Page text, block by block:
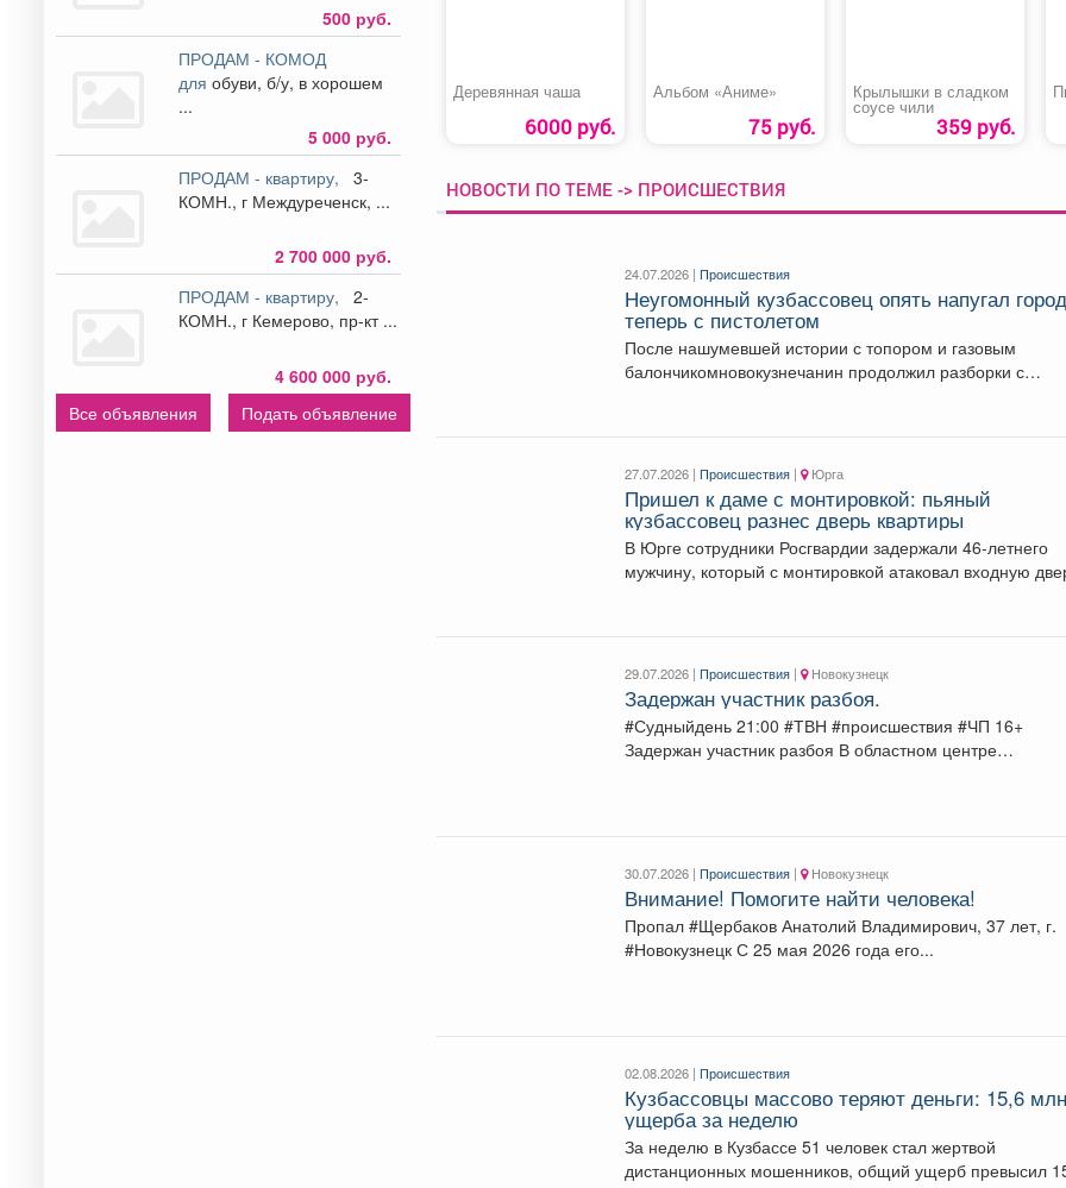
500 руб.
ПРОДАМ - КОМОД
дляобуви, б/у, в хорошем
...
5 000 руб.
ПРОДАМ - квартиру,
3-
КОМН., г Междуреченск, ...
2 700 000 руб.
ПРОДАМ - квартиру,
2-
КОМН., г Кемерово, пр-кт ...
4 600 000 руб.
Все объявления
Подать объявление
Деревянная чаша
6000 руб.
Альбом «Аниме»
75 руб.
Крылышки в сладком
соусе чили
359 руб.
НОВОСТИ ПО ТЕМЕ -> ПРОИСШЕСТВИЯ
24.07.2026 |Происшествия
Неугомонный кузбассовец опять напугал
теперь с пистолетом
После нашумевшей истории с топором и газовым
балончикомновокузнечанин продолжил разборки с
27.07.2026 |Происшествия | Юрга
Пришел к даме с монтировкой: пьяный
кузбассовец разнес дверь квартиры
В Юрге сотрудники Росгвардии задержали 46-летнего
мужчину, который с монтировкой атаковал входную
29.07.2026 |Происшествия | Новокузнецк
Задержан участник разбоя.
#Судныйдень 21:00 #ТВН #происшествия #ЧП 16+
Задержан участник разбоя В областном центре
30.07.2026 |Происшествия | Новокузнецк
Внимание! Помогите найти человека!
Пропал #Щербаков Анатолий Владимирович, 37 лет, г.
#Новокузнецк С 25 мая 2026 года его...
02.08.2026 |Происшествия
Кузбассовцы массово теряют деньги: 15,6 млн
ущерба за неделю
За неделю в Кузбассе 51 человек стал жертвой
дистанционных мошенников, общий ущерб превысил